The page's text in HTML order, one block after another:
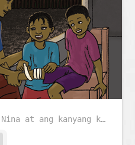
Madalas mag-away sina Nina at ang kanyang kapatid na si José. Ngunit kapag nasasaktan si José, alam na alam ni Nina ang gagawin.